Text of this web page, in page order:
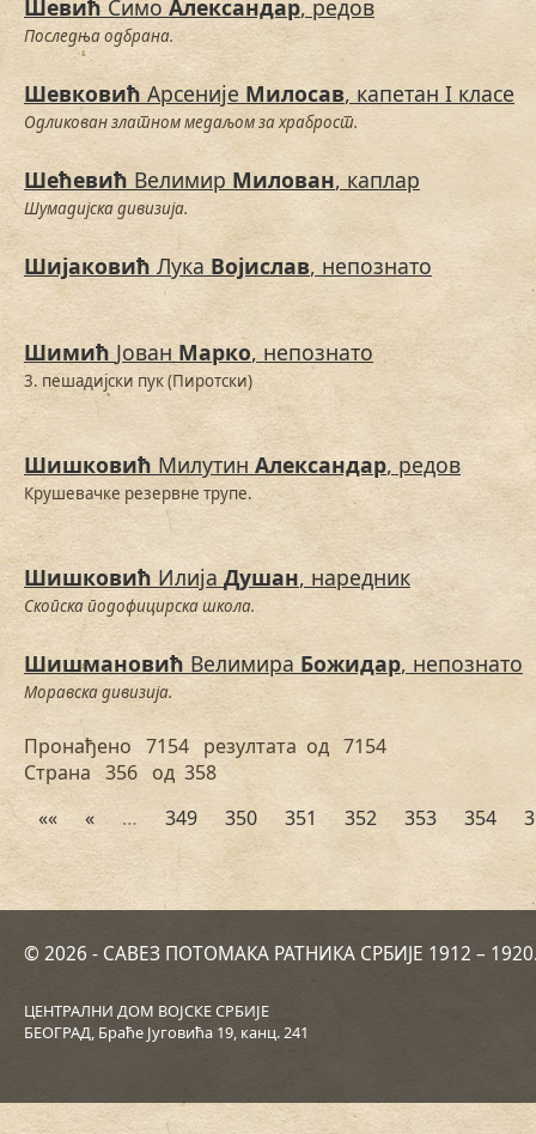
Шевић Симо Александар, редов
Последња одбрана.
Шевковић Арсеније Милосав, капетан I класе
Одликован златном медаљом за храброст.
Шећевић Велимир Милован, каплар
Шумадијска дивизија.
Шијаковић Лука Војислав, непознато
Шимић Јован Марко, непознато
3. пешадијски пук (Пиротски)
Шишковић Милутин Александар, редов
Крушевачке резервне трупе.
Шишковић Илија Душан, наредник
Скопска подофицирска школа.
Шишмановић ВелимираБожидар, непознато
Моравска дивизија.
Пронађено 7154 резултата од 7154
Страна 356 од 358
««
« … 349 350 351 352 353 354
© 2026 - САВЕЗ ПОТОМАКА РАТНИКА СРБИЈЕ 1912 –
ЦЕНТРАЛНИ ДОМ ВОЈСКЕ СРБИЈЕ
БЕОГРАД, Браће Југовића 19, канц. 241